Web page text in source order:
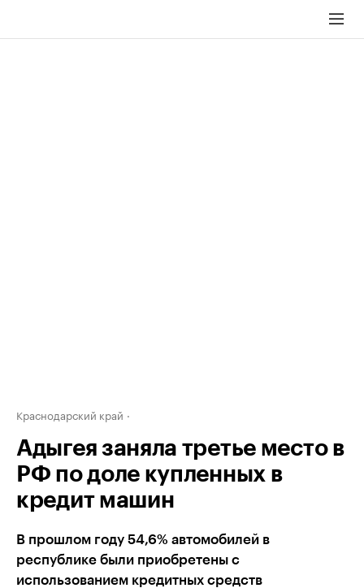
Краснодарский край
Адыгея заняла третье место в
РФ по доле купленных в
кредит машин
В прошлом году 54,6% автомобилей в
республике были приобретены с
использованием кредитных средств